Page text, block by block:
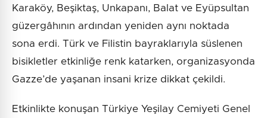
Karaköy, Beşiktaş, Unkapanı, Balat ve Eyüpsultan
güzergâhının ardından yeniden aynı noktada
sona erdi. Türk ve Filistin bayraklarıyla süslenen
bisikletler etkinliğe renk katarken, organizasyonda
Gazze’de yaşanan insani krize dikkat çekildi.
Etkinlikte konuşan Türkiye Yeşilay Cemiyeti Genel